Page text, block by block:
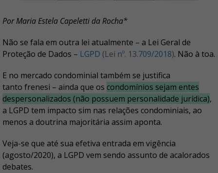
Por Maria Estela Capeletti da Rocha*
Não se fala em outra lei atualmente – a Lei Geral de
Proteção de Dados – LGPD (Lei nº. 13.709/2018). Não à toa.
E no mercado condominial também se justifica
tanto frenesi – ainda que os condomínios sejam entes
despersonalizados (não possuem personalidade jurídica),
a LGPD tem impacto sim nas relações condominiais, ao
menos a doutrina majoritária assim aponta.
Veja-se que até sua efetiva entrada em vigência
(agosto/2020), a LGPD vem sendo assunto de acalorados
debates.